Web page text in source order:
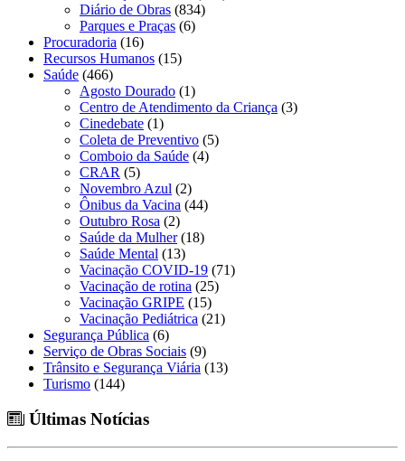
Diário de Obras (834)
Parques e Praças (6)
Procuradoria (16)
Recursos Humanos (15)
Saúde (466)
Agosto Dourado (1)
Centro de Atendimento da Criança (3)
Cinedebate (1)
Coleta de Preventivo (5)
Comboio da Saúde (4)
CRAR (5)
Novembro Azul (2)
Ônibus da Vacina (44)
Outubro Rosa (2)
Saúde da Mulher(18)
Saúde Mental (13)
Vacinação COVID-19 (71)
Vacinação de rotina (25)
Vacinação GRIPE (15)
Vacinação Pediátrica (21)
Segurança Pública (6)
Serviço de Obras Sociais (9)
Trânsito e Segurança Viária (13)
Turismo (144)
Últimas Notícias